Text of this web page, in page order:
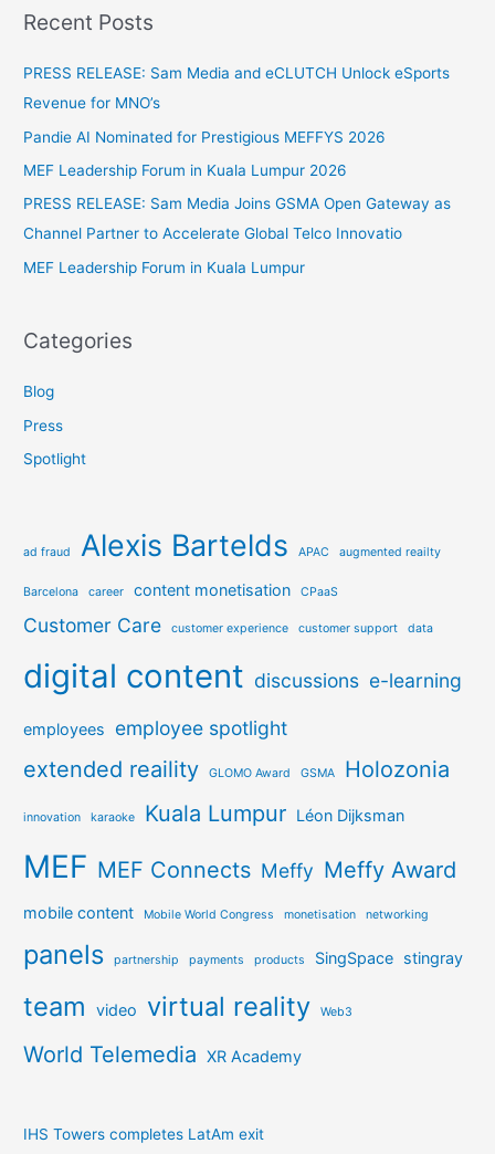
r
r
:
Recent Posts
PRESS RELEASE: Sam Media and eCLUTCH Unlock eSports
Revenue for MNO’s
Pandie AI Nominated for Prestigious MEFFYS 2026
MEF Leadership Forum in Kuala Lumpur 2026
PRESS RELEASE: Sam Media Joins GSMA Open Gateway as
Channel Partner to Accelerate Global Telco Innovatio
MEF Leadership Forum in Kuala Lumpur
Categories
Blog
Press
Spotlight
ad fraud Alexis Bartelds APAC augmented reailty
Barcelona career content monetisation CPaaS
Customer Care customer experience customer support data
digital content discussions e-learning
employees employee spotlight
extended reaility GLOMO Award GSMA Holozonia
innovation karaoke Kuala Lumpur Léon Dijksman
MEF MEF Connects Meffy Meffy Award
mobile content Mobile World Congress monetisation networking
panels partnership payments products SingSpace stingray
team video virtual reality Web3
World Telemedia XR Academy
IHS Towers completes LatAm exit